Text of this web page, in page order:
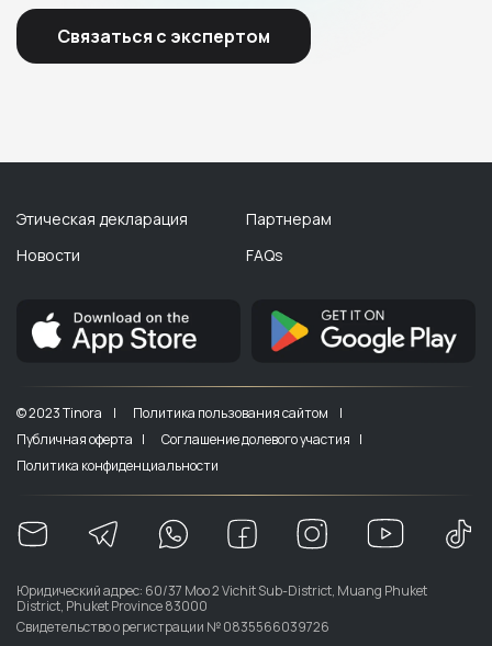
Связаться с экспертом
Этическая декларация
Новости
Партнерам
FAQs
© 2023 Tinora |
Политика пользования сайтом |
Публичная оферта |
Соглашение долевого участия |
Политика конфиденциальности
Юридический адрес: 60/37 Moo 2 Vichit Sub-District, Muang Phuket
District, Phuket Province 83000
Свидетельство о регистрации № 0835566039726